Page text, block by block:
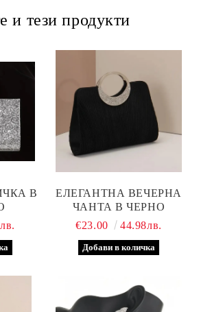
и тези продукти
В
ЕЛЕГАНТНА ВЕЧЕРНА
ЧАНТА В ЧЕРНО
€23.00
44.98лв.